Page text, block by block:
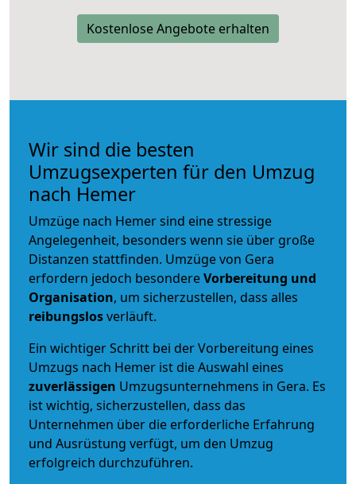
Kostenlose Angebote erhalten
Wir sind die besten
Umzugsexperten für den Umzug
nach Hemer
Umzüge nach Hemer sind eine stressige
Angelegenheit, besonders wenn sie über große
Distanzen stattfinden. Umzüge von Gera
erfordern jedoch besondereVorbereitung und
Organisation, um sicherzustellen, dass alles
reibungslosverläuft.
Ein wichtiger Schritt bei der Vorbereitung eines
Umzugs nach Hemer ist die Auswahl eines
zuverlässigen Umzugsunternehmens in Gera. Es
ist wichtig, sicherzustellen, dass das
Unternehmen über die erforderliche Erfahrung
und Ausrüstung verfügt, um den Umzug
erfolgreich durchzuführen.